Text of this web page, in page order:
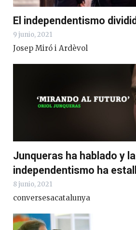
El independentismo
9 junio, 2021
Josep Miró i Ardèvol
Junqueras ha hablado y
independentismo ha
8 junio, 2021
conversesacatalunya